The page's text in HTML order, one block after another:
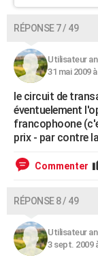
RÉPONSE 7 / 49
Utilisateur
31 mai 2009
le circuit de
éventuelement
francophoone
prix - par contre
Commenter
RÉPONSE 8 / 49
Utilisateur
3 sept. 2009